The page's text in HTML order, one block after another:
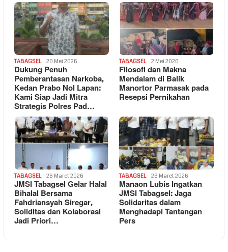
TABAGSEL 20 Mei 2026
Dukung Penuh
Pemberantasan Narkoba,
Kedan Prabo Nol Lapan:
Kami Siap Jadi Mitra
Strategis Polres Pad…
TABAGSEL 2 Mei 2026
Filosofi dan Makna
Mendalam di Balik
Manortor Parmasak pada
Resepsi Pernikahan
TABAGSEL 26 Maret 2026
JMSI Tabagsel Gelar Halal
Bihalal Bersama
Fahdriansyah Siregar,
Soliditas dan Kolaborasi
Jadi Priori…
TABAGSEL 26 Maret 2026
Manaon Lubis Ingatkan
JMSI Tabagsel: Jaga
Solidaritas dalam
Menghadapi Tantangan
Pers